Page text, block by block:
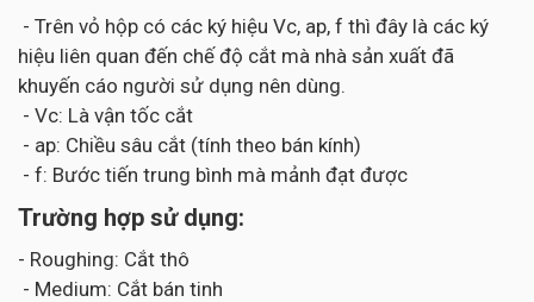
- Trên vỏ hộp có các ký hiệu Vc, ap, f thì đây là các ký
hiệu liên quan đến chế độ cắt mà nhà sản xuất đã
khuyến cáo người sử dụng nên dùng.
- Vc: Là vận tốc cắt
- ap: Chiều sâu cắt (tính theo bán kính)
- f: Bước tiến trung bình mà mảnh đạt được
Trường hợp sử dụng:
- Roughing: Cắt thô
- Medium: Cắt bán tinh